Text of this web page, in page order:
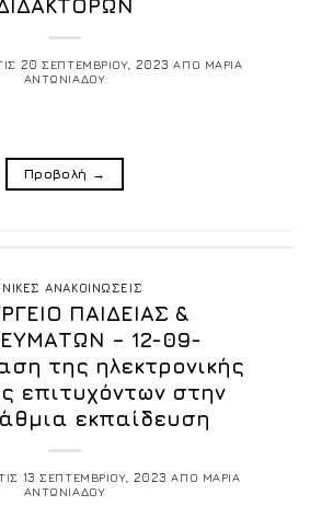
20 ΣΕΠΤΕΜΒΡΙΟΥ, 2023 ΑΠΟ ΜΑΡΙΑ
ΑΝΤΩΝΙΑΔΟΥ
Προβολή →
ΑΝΑΚΟΙΝΩΣΕΙΣ
ΠΑΙΔΕΙΑΣ &
– 12-09-
της ηλεκτρονικής
επιτυχόντων στην
εκπαίδευση
13 ΣΕΠΤΕΜΒΡΙΟΥ, 2023 ΑΠΟ ΜΑΡΙΑ
ΑΝΤΩΝΙΑΔΟΥ